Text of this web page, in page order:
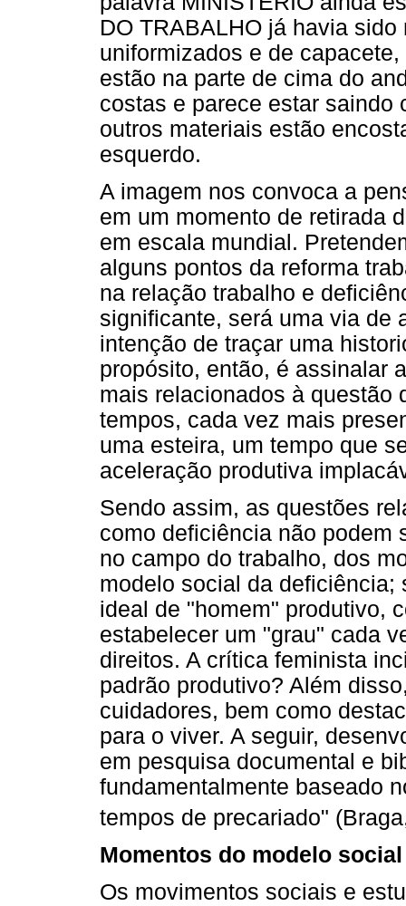
DO TRABALHO já havia
uniformizados e de
estão na parte de cima do
costas e parece estar saindo
outros materiais estão
esquerdo.
A imagem nos convoca a
em um momento de retirada
em escala mundial.
alguns pontos da reforma
na relação trabalho e
significante, será uma via de
intenção de traçar uma
propósito, então, é assinalar
mais relacionados à questão
tempos, cada vez mais
uma esteira, um tempo que
aceleração produtiva
Sendo assim, as questões
como deficiência não podem
no campo do trabalho, dos
modelo social da deficiência;
ideal de "homem" produtivo,
estabelecer um "grau" cada
direitos. A crítica feminista
padrão produtivo? Além
cuidadores, bem como
para o viver. A seguir,
em pesquisa documental e
fundamentalmente baseado
tempos de precariado"
Momentos do modelo
Os movimentos sociais e